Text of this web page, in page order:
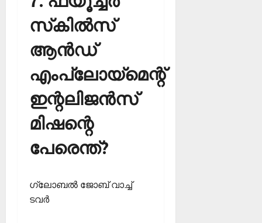
സ്‌കില്‍സ്
ആന്‍ഡ്
എംപ്ലോയ്‌മെന്റ്
ഇന്റലിജന്‍സ്
മിഷന്റെ
പേരെന്ത്?
ഗ്ലോബല്‍ ജോബ് വാച്ച്
ടവര്‍